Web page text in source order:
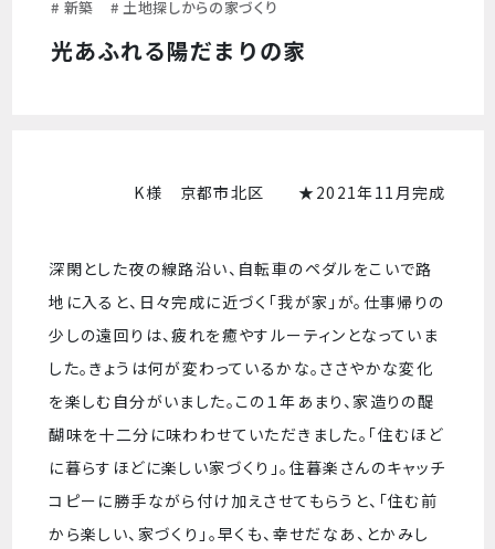
# 新築 # 土地探しからの家づくり
光あふれる陽だまりの家
K様 京都市北区 ★2021年11月完成
深閑とした夜の線路沿い、自転車のペダルをこいで路
地に入ると、日々完成に近づく「我が家」が。仕事帰りの
少しの遠回りは、疲れを癒やすルーティンとなっていま
した。きょうは何が変わっているかな。ささやかな変化
を楽しむ自分がいました。この１年あまり、家造りの醍
醐味を十二分に味わわせていただきました。「住むほど
に暮らすほどに楽しい家づくり」。住暮楽さんのキャッチ
コピーに勝手ながら付け加えさせてもらうと、「住む前
から楽しい、家づくり」。早くも、幸せだなあ、とかみし